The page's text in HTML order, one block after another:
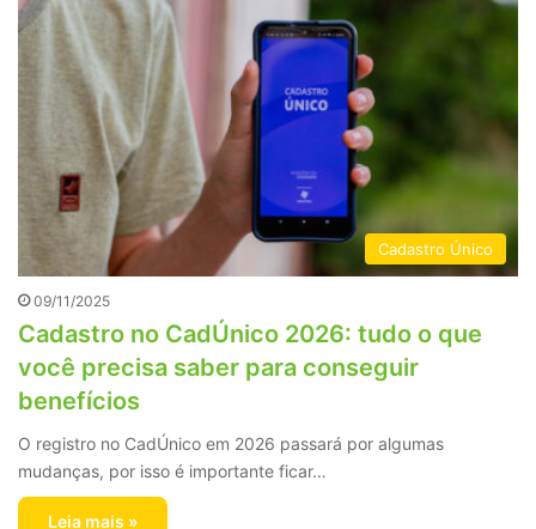
Cadastro Único
09/11/2025
Cadastro no CadÚnico 2026: tudo o que
você precisa saber para conseguir
benefícios
O registro no CadÚnico em 2026 passará por algumas
mudanças, por isso é importante ficar…
Leia mais »